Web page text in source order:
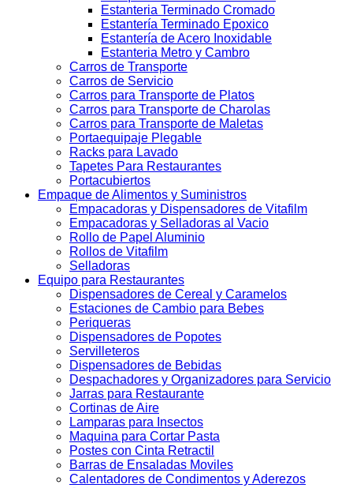
Estanteria Terminado Cromado
Estantería Terminado Epoxico
Estantería de Acero Inoxidable
Estanteria Metro y Cambro
Carros de Transporte
Carros de Servicio
Carros para Transporte de Platos
Carros para Transporte de Charolas
Carros para Transporte de Maletas
Portaequipaje Plegable
Racks para Lavado
Tapetes Para Restaurantes
Portacubiertos
Empaque de Alimentos y Suministros
Empacadoras y Dispensadores de Vitafilm
Empacadoras y Selladoras al Vacio
Rollo de Papel Aluminio
Rollos de Vitafilm
Selladoras
Equipo para Restaurantes
Dispensadores de Cereal y Caramelos
Estaciones de Cambio para Bebes
Periqueras
Dispensadores de Popotes
Servilleteros
Dispensadores de Bebidas
Despachadores y Organizadores para Servicio
Jarras para Restaurante
Cortinas de Aire
Lamparas para Insectos
Maquina para Cortar Pasta
Postes con Cinta Retractil
Barras de Ensaladas Moviles
Calentadores de Condimentos y Aderezos